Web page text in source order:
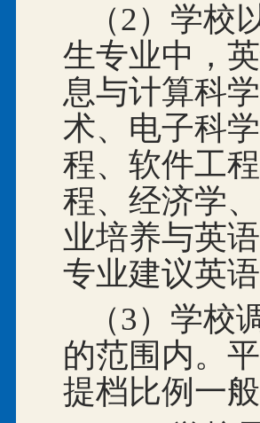
（2）学
生专业中，
息与计算科
术、电子科
程、软件工
程、经济学
业培养与英
专业建议英
（3）学校
的范围内。
提档比例一